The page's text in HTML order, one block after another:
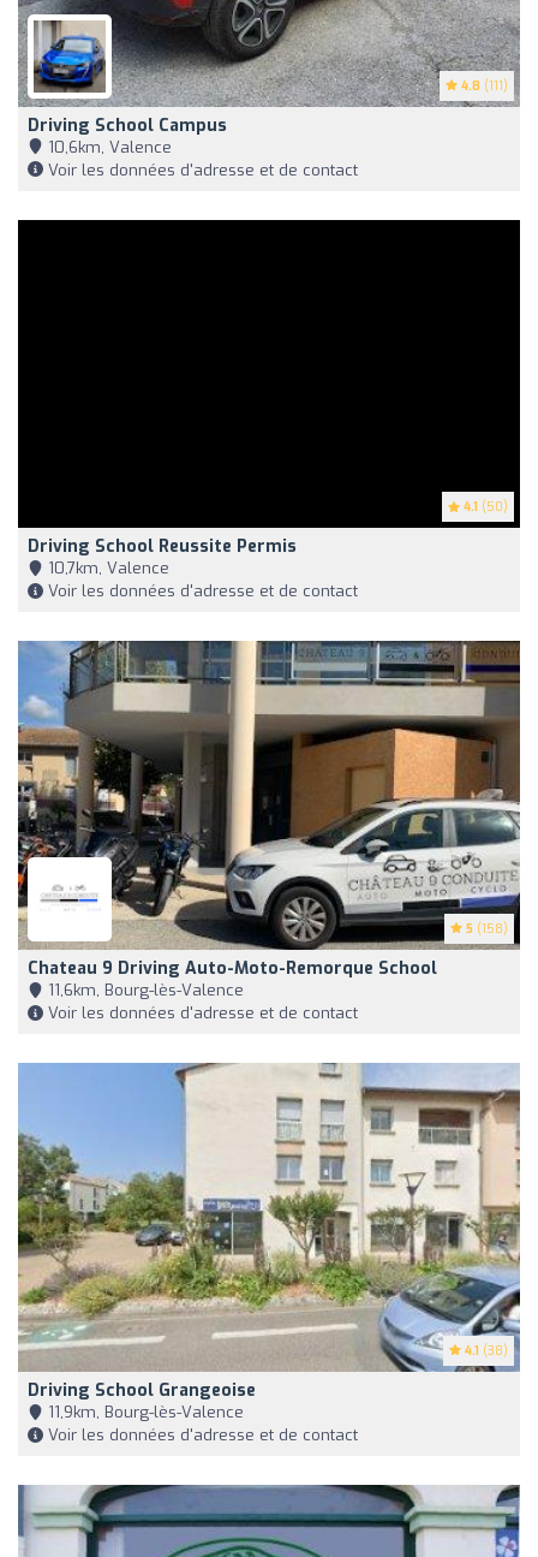
4.8 (111)
Driving School Campus
10,6km, Valence
Voir les données d'adresse et de contact
4.1 (50)
Driving School Reussite Permis
10,7km, Valence
Voir les données d'adresse et de contact
5 (158)
Chateau 9 Driving Auto-Moto-Remorque School
11,6km, Bourg-lès-Valence
Voir les données d'adresse et de contact
4.1 (38)
Driving School Grangeoise
11,9km, Bourg-lès-Valence
Voir les données d'adresse et de contact